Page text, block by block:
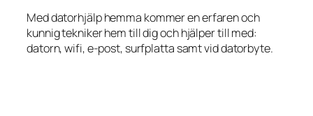
Med datorhjälp hemma kommer en erfaren och
kunnig tekniker hem till dig och hjälper till med:
datorn, wifi, e-post, surfplatta samt vid datorbyte.